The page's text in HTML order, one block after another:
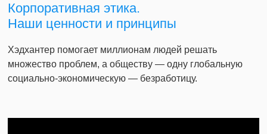
Корпоративная этика.
Наши ценности и принципы
Хэдхантер помогает миллионам людей решать
множество проблем, а обществу — одну глобальную
социально-экономическую — безработицу.